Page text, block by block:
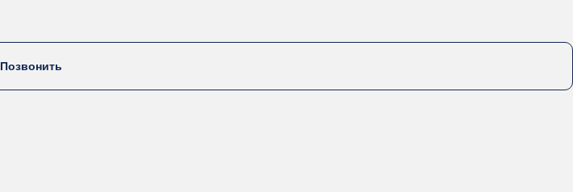
Позвонить